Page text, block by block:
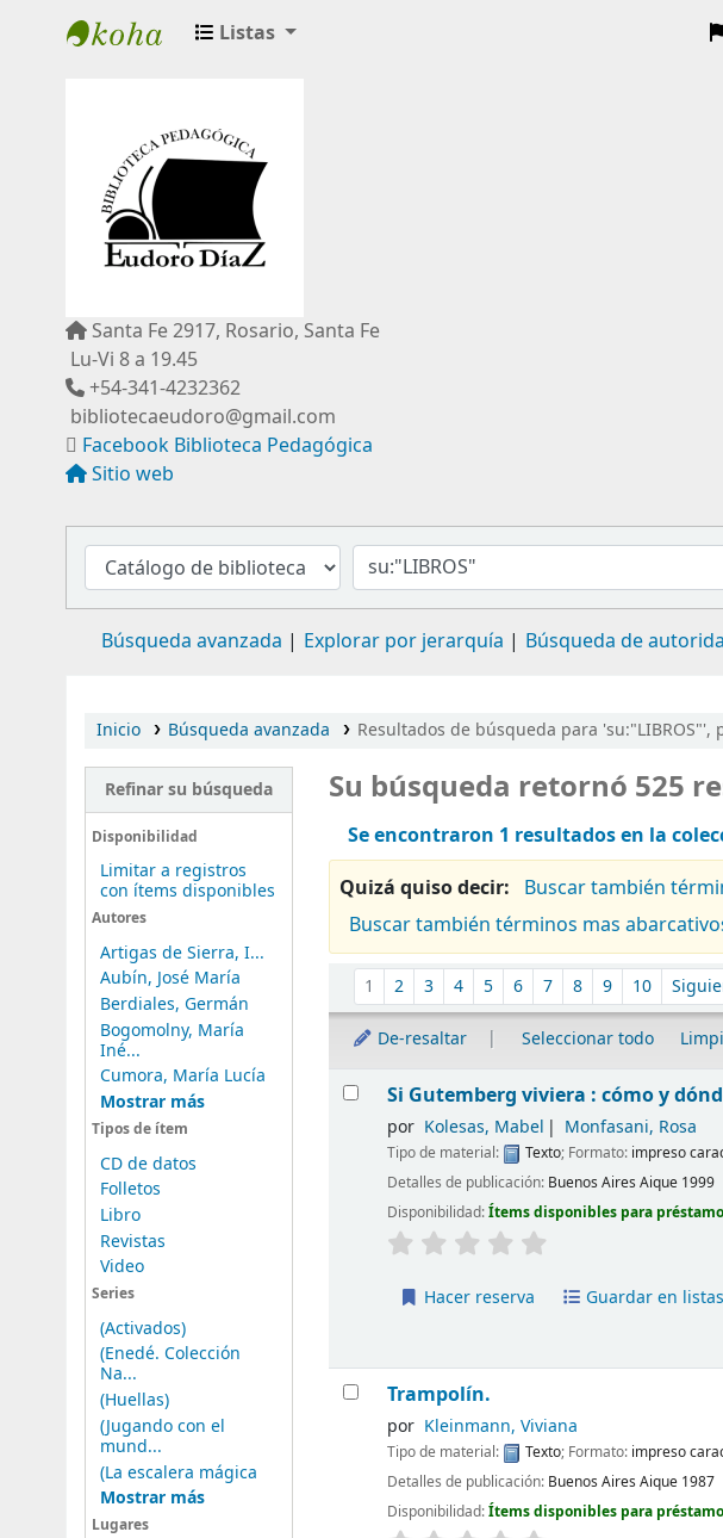
Listas
Santa Fe 2917, Rosario, Santa Fe
Lu-Vi 8 a 19.45
+54-341-4232362
bibliotecaeudoro@gmail.com
Facebook Biblioteca Pedagógica
Sitio web
Búsqueda avanzada Explorar por jerarquía Búsqueda de
Inicio Búsqueda avanzada Resultados de búsqueda para 'su:"LIBROS"',
Refinar su búsqueda
Disponibilidad
Limitar a registros
con ítems disponibles
Autores
Artigas de Sierra, I...
Aubín, José María
Berdiales, Germán
Bogomolny, María
Iné...
Cumora, María Lucía
Mostrar más
Tipos de ítem
CD de datos
Folletos
Libro
Revistas
Video
Series
(Activados)
(Enedé. Colección
Na...
(Huellas)
(Jugando con el
mund...
(La escalera mágica
Mostrar más
Lugares
Su búsqueda retornó 525
Se encontraron 1 resultados en la
Quizá quiso decir: Buscar también
Buscar también términos mas
Ordenar
1 2 3 4 5 6 7 8 9 10
De-resaltar Seleccionar todo
Resultados
Si Gutemberg viviera : cómo y
por Kolesas, Mabel Monfasani, Rosa
Tipo de material: Texto; Formato: impreso
Detalles de publicación: Buenos Aires Aique 1999
Disponibilidad:Ítems disponibles para
Hacer reserva Guardar en listas
Trampolín.
por Kleinmann, Viviana
Tipo de material: Texto; Formato: impreso
Detalles de publicación: Buenos Aires Aique 1987
Disponibilidad:Ítems disponibles para